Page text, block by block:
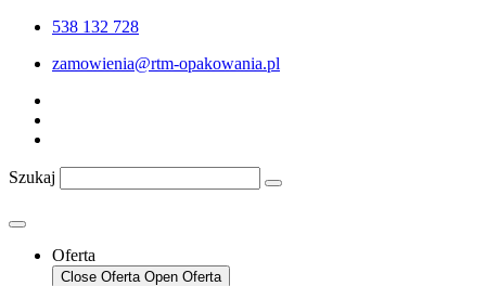
Przejdź
treści
538 132 728
zamowienia@rtm-opakowania.pl
Szukaj
Oferta
Close Oferta Open Oferta